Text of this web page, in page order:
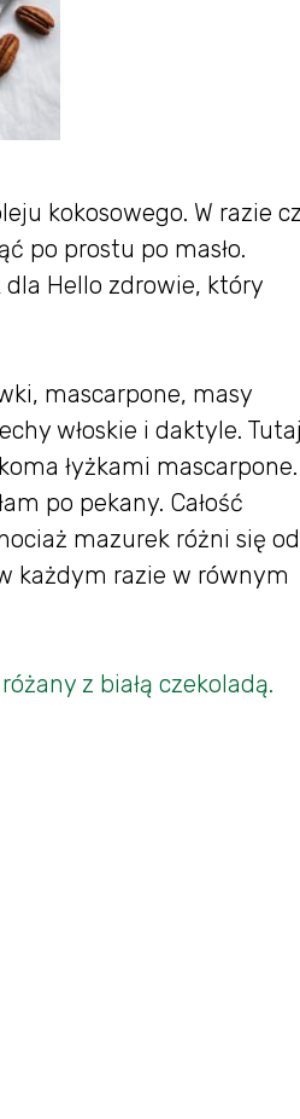
kokosowego. W razie
po prostu po masło.
dla Hello zdrowie, który
mascarpone, masy
włoskie i daktyle. Tutaj
łyżkami mascarpone.
po pekany. Całość
mazurek różni się od
każdym razie w równym
z białą czekoladą.